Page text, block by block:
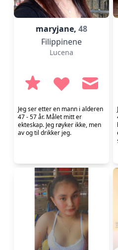
maryjane, 48
Filippinene
Lucena
Jeg ser etter en mann i alderen
47 - 57 år. Målet mitt er
ekteskap. Jeg røyker ikke, men
av og til drikker jeg.